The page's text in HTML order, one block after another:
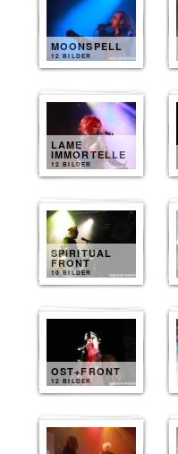
MOONSPELL
12 BILDER
LAME
IMMORTELLE
12 BILDER
SPIRITUAL
FRONT
10 BILDER
OST+FRONT
12 BILDER